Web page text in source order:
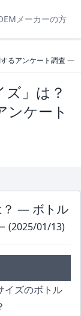
メーカーの方
るアンケート調査 ―
」は？
ケート
？ ― ボトル
(2025/01/13)
イズのボトル